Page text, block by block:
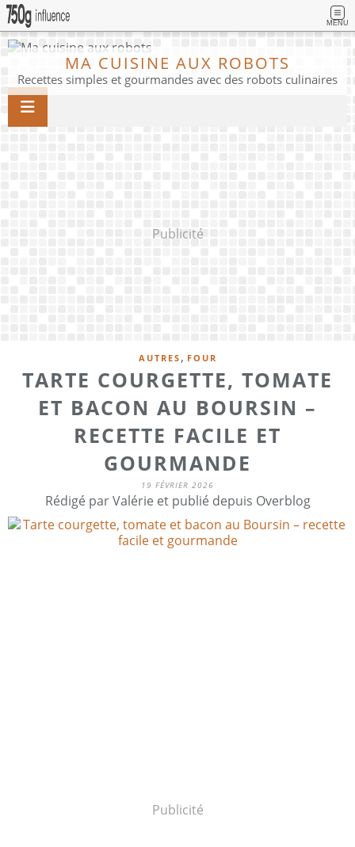
MENU
MA CUISINE AUX ROBOTS
Recettes simples et gourmandes avec des robots culinaires
Publicité
AUTRES , FOUR
TARTE COURGETTE, TOMATE
ET BACON AU BOURSIN –
RECETTE FACILE ET
GOURMANDE
19 FÉVRIER 2026
Rédigé par Valérie et publié depuis Overblog
Publicité